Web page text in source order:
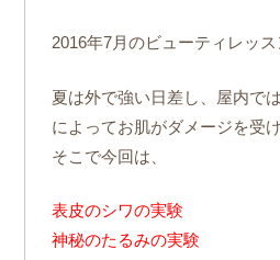
2016年7月のビューティレッス
夏は外で強い日差し、屋内で
によってお肌がダメージを受
そこで今回は、
表皮のシワの実験
神秘のたるみの実験